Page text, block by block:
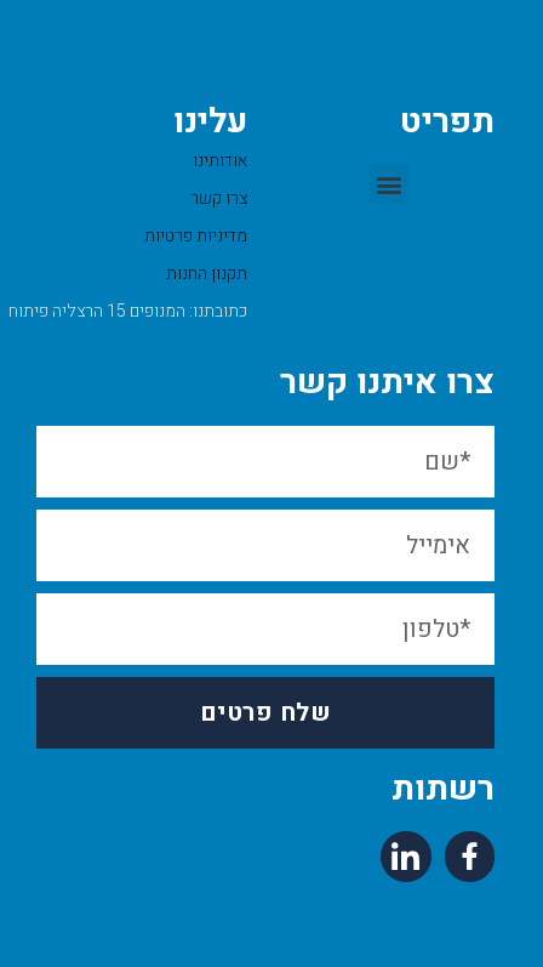
תפריט עלינו
אודותינו
צרו קשר
מדיניות פרטיות
תקנון החנות
כתובתנו: המנופים 15 הרצליה פיתוח
צרו איתנו קשר
שלח פרטים
רשתות